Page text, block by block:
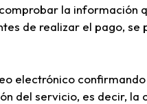
la información
de realizar el pago,
electrónico
del servicio, es decir, la